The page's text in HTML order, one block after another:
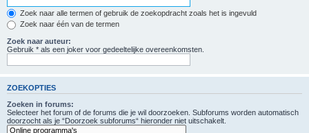
Zoek naar alle termen of gebruik de zoekopdracht zoals het is ingevuld
Zoek naar één van de termen
Zoek naar auteur:
Gebruik * als een joker voor gedeeltelijke overeenkomsten.
ZOEKOPTIES
Zoeken in forums:
Selecteer het forum of de forums die je wil doorzoeken. Subforums worden automatisch
doorzocht als je “Doorzoek subforums“ hieronder niet uitschakelt.